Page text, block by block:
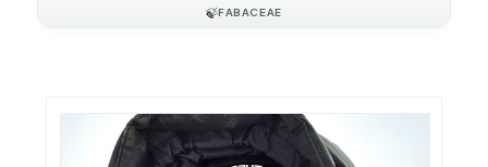
🍃FABACEAE